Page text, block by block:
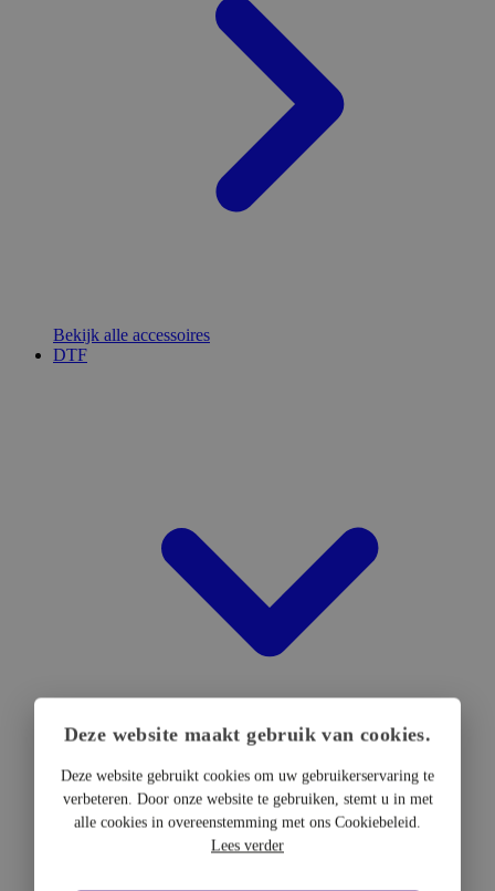
Bekijk alle accessoires
DTF
DTF Hardware
DTF Printers
Deze website maakt gebruik van cookies.
Deze website gebruikt cookies om uw gebruikerservaring te
verbeteren. Door onze website te gebruiken, stemt u in met
alle cookies in overeenstemming met ons Cookiebeleid.
Lees verder